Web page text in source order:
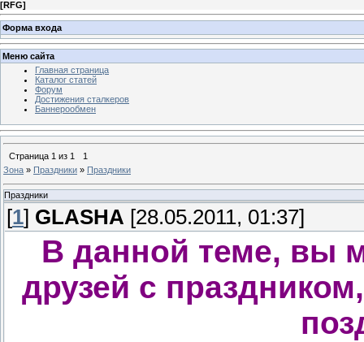
[RFG]
Форма входа
Меню сайта
Главная страница
Каталог статей
Форум
Достижения сталкеров
Баннерообмен
Страница 1 из 1
1
Зона » Праздники » Праздники
Праздники
[1] GLASHA [28.05.2011, 01:37]
В данной теме, вы
друзей с